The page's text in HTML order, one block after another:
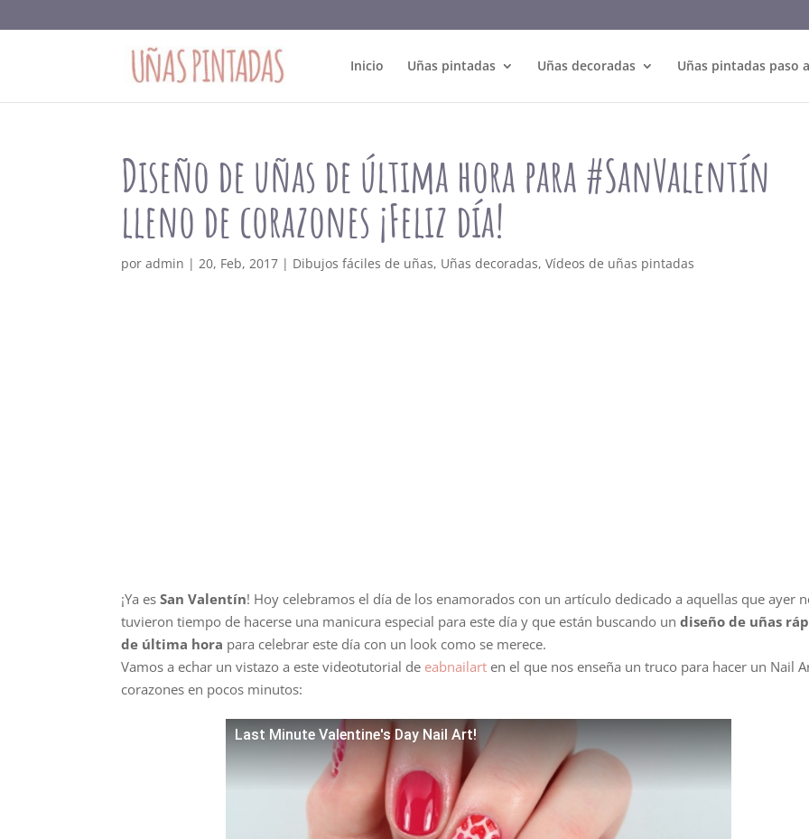
Inicio Uñas pintadas Uñas decoradas Uñas pintadas paso
Diseño de uñas de última hora para #SanValentín
lleno de corazones ¡Feliz día!
poradmin |20, Feb, 2017 | Dibujos fáciles de uñas, Uñas decoradas,Vídeos de uñas pintadas
¡Ya es San Valentín! Hoy celebramos el día de los enamorados con un artículo dedicado a aquellas que ayer
tuvieron tiempo de hacerse una manicura especial para este día y que están buscando undiseño de uñas
de última hora para celebrar este día con un look como se merece.
Vamos a echar un vistazo a este videotutorial de eabnailart en el que nos enseña un truco para hacer un Nail
corazones en pocos minutos:
Last Minute Valentine's Day Nail Art!